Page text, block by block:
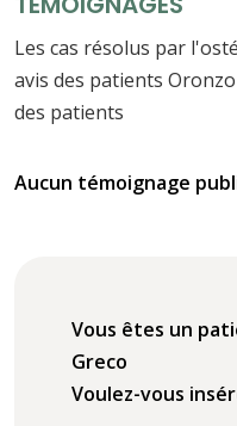
Les cas résolus par
avis des patients
des patients
Aucun témoignage
Vous êtes un
Greco
Voulez-vous